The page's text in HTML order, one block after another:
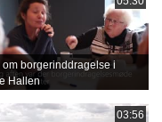
om borgerinddragelse i
Hallen
03:56